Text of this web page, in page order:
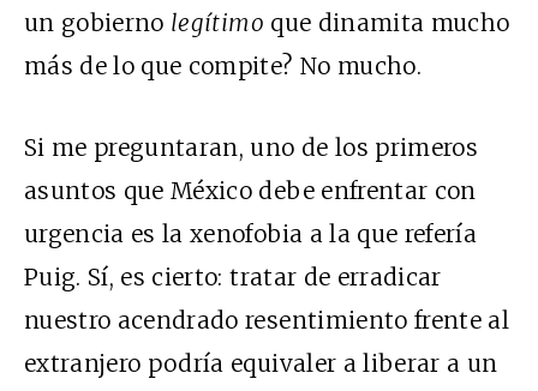
un gobierno legítimo que dinamita mucho
más de lo que compite? No mucho.
Si me preguntaran, uno de los primeros
asuntos que México debe enfrentar con
urgencia es la xenofobia a la que refería
Puig. Sí, es cierto: tratar de erradicar
nuestro acendrado resentimiento frente al
extranjero podría equivaler a liberar a un